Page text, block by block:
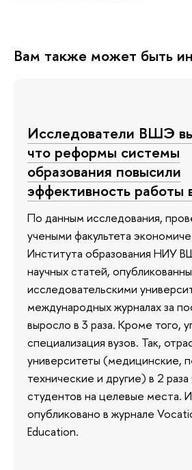
Вам также может быть
Исследователи ВШЭ
что реформы системы
образования повысили
эффективность работы
По данным исследования,
учеными факультета
Института образования НИУ
научных статей,
исследовательскими
международных журналах за
выросло в 3 раза. Кроме того,
специализация вузов. Так,
университеты (медицинские,
технические и другие) в 2
студентов на целевые места.
опубликовано в журнале
Education.